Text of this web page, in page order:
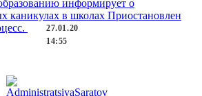
информирует о
каникулах в школах Приостановлен
27.01.20
14:55